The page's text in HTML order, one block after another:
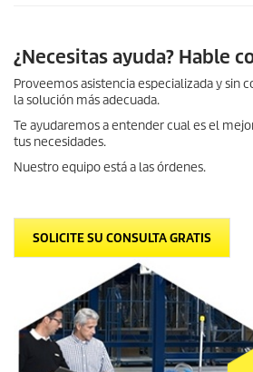
¿Necesitas ayuda? Hable
Proveemos asistencia especializada y sin
la solución más adecuada.
Te ayudaremos a entender cual es el
tus necesidades.
Nuestro equipo está a las órdenes.
SOLICITE SU CONSULTA GRATIS